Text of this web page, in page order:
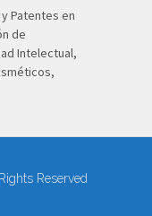
Patentes en
de
Intelectual,
Reserved